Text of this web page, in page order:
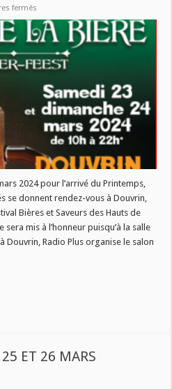
fermés
BIER-
FEEST
3EME
EDITION
2024 pour l’arrivé du Printemps,
se donnent rendez-vous à Douvrin,
Bières et Saveurs des Hauts de
mis à l’honneur puisqu’à la salle
Douvrin, Radio Plus organise le salon
ET 26 MARS